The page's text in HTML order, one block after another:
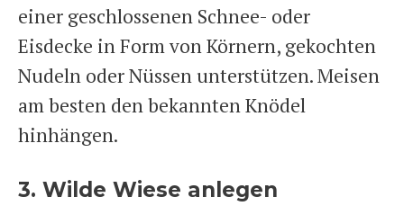
einer geschlossenen Schnee- oder
Eisdecke in Form von Körnern, gekochten
Nudeln oder Nüssen unterstützen. Meisen
am besten den bekannten Knödel
hinhängen.
3. Wilde Wiese anlegen